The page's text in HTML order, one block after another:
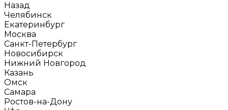
Назад
Челябинск
Екатеринбург
Москва
Санкт-Петербург
Новосибирск
Нижний Новгород
Казань
Омск
Самара
Ростов-на-Дону